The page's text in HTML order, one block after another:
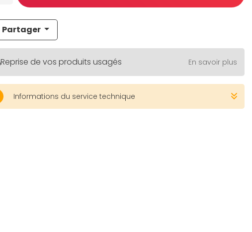
Partager
Reprise de vos produits usagés En savoir plus
Informations du service technique